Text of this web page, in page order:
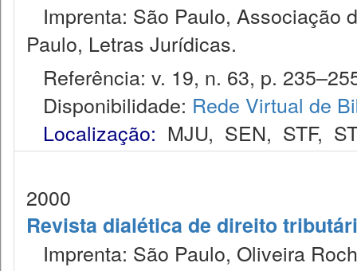
Imprenta: São Paulo, Associação
Paulo, Letras Jurídicas.
Referência: v. 19, n. 63, p.
Disponibilidade: Rede Virtual de
Localização: MJU, SEN, STF,
2000
Revista dialética de direito
Imprenta: São Paulo, Oliveira